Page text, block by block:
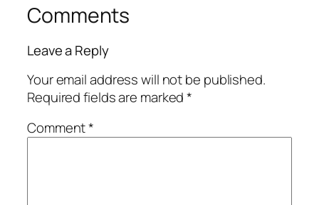
Comments
Leave a Reply
Your email address will not be published.
Required fields are marked*
Comment*